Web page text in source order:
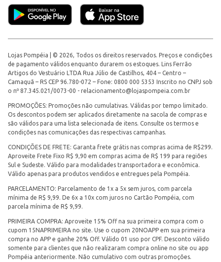
Lojas Pompéia | © 2026, Todos os direitos reservados. Preços e condições
de pagamento válidos enquanto durarem os estoques. Lins Ferrão
Artigos do Vestuário LTDA Rua Júlio de Castilhos, 404 – Centro –
Camaquã – RS CEP 96.780-072 – Fone: 0800 000 5353 Inscrito no CNPJ sob
o nº 87.345.021/0073-00 - relacionamento@lojaspompeia.com.br
PROMOÇÕES: Promoções não cumulativas. Válidas por tempo limitado.
Os descontos podem ser aplicados diretamente na sacola de compras e
são válidos para uma lista selecionada de itens. Consulte os termos e
condições nas comunicações das respectivas campanhas.
CONDIÇÕES DE FRETE: Garanta frete grátis nas compras acima de R$299.
Aproveite Frete Fixo R$ 9,90 em compras acima de R$ 199 para regiões
Sul e Sudeste. Válido para modalidades transportadora e econômica.
Válido apenas para produtos vendidos e entregues pela Pompéia.
PARCELAMENTO: Parcelamento de 1x a 5x sem juros, com parcela
mínima de R$ 9,99. De 6x a 10x com juros no Cartão Pompéia, com
parcela mínima de R$ 9,99.
PRIMEIRA COMPRA: Aproveite 15% Off na sua primeira compra com o
cupom 15NAPRIMEIRA no site. Use o cupom 20NOAPP em sua primeira
compra no APP e ganhe 20% Off. Válido 01 uso por CPF. Desconto válido
somente para clientes que não realizaram compra online no site ou app
Pompéia anteriormente. Não cumulativo com outras promoções.